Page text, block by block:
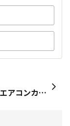
進化中のエアコンカバー